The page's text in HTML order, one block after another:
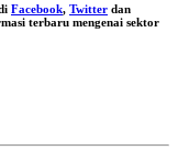
Facebook, Twitter dan
terbaru mengenai sektor